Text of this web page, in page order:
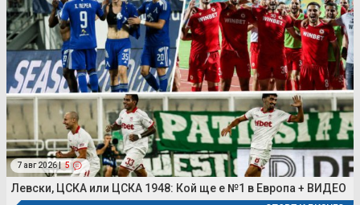
7 авг 2026 | 5
Левски, ЦСКА или ЦСКА 1948: Кой ще е №1 в Европа + ВИДЕО